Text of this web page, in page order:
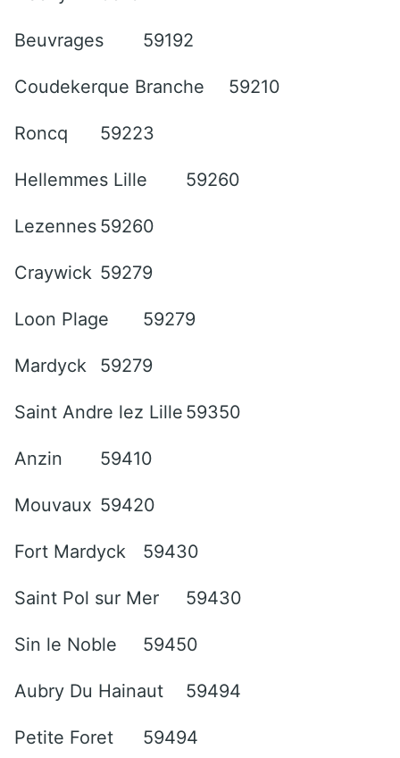
Beuvrages 59192
Coudekerque Branche 59210
Roncq 59223
Hellemmes Lille 59260
Lezennes 59260
Craywick 59279
Loon Plage 59279
Mardyck 59279
Saint Andre lez Lille 59350
Anzin 59410
Mouvaux 59420
Fort Mardyck 59430
Saint Pol sur Mer 59430
Sin le Noble 59450
Aubry Du Hainaut 59494
Petite Foret 59494